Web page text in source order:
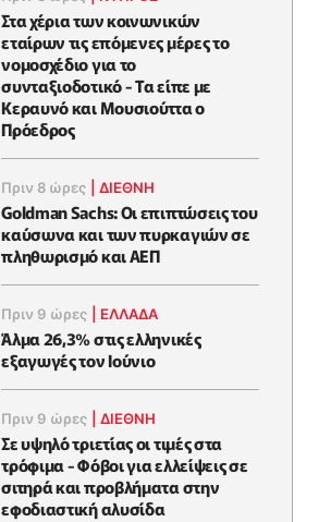
Στα χέρια των κοινωνικών
εταίρων τις επόμενες μέρες το
νομοσχέδιο για το
συνταξιοδοτικό - Τα είπε με
Κεραυνό και Μουσιούττα ο
Πρόεδρος
Πριν 8 ώρες |ΔΙΕΘΝΗ
Goldman Sachs: Οι επιπτώσεις του
καύσωνα και των πυρκαγιών σε
πληθωρισμό και ΑΕΠ
Πριν 9 ώρες ΕΛΛΆΔΑ
Άλμα 26,3% στις ελληνικές
εξαγωγές τον Ιούνιο
Πριν 9 ώρες |ΔΙΕΘΝΗ
Σε υψηλό τριετίας οι τιμές στα
τρόφιμα - Φόβοι για ελλείψεις σε
σιτηρά και προβλήματα στην
εφοδιαστική αλυσίδα